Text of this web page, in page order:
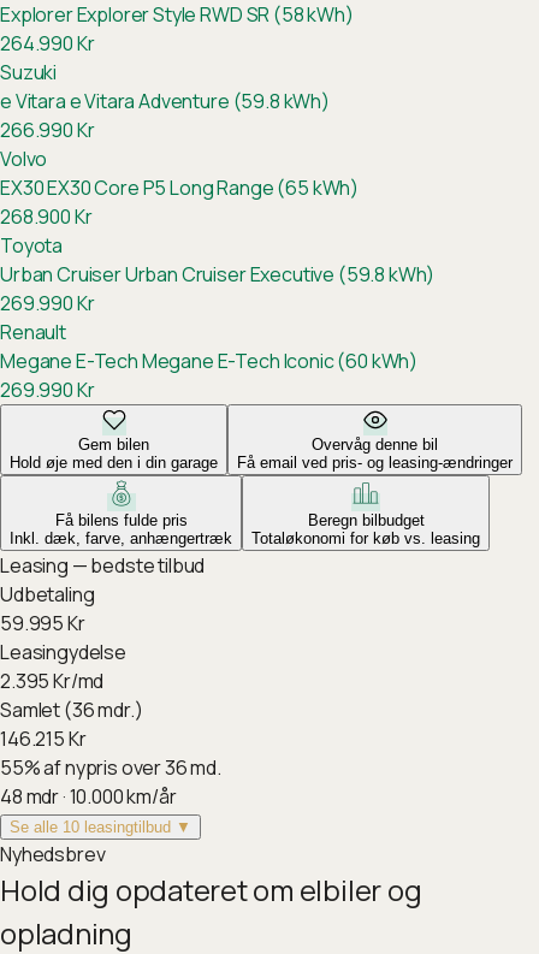
ExplorerExplorer Style RWD SR (58 kWh)
264.990Kr
Suzuki
e Vitarae Vitara Adventure (59.8 kWh)
266.990Kr
Volvo
EX30EX30 Core P5 Long Range (65 kWh)
268.900Kr
Toyota
Urban CruiserUrban Cruiser Executive (59.8 kWh)
269.990Kr
Renault
Megane E-TechMegane E-Tech Iconic (60 kWh)
269.990Kr
Gem bilen
Hold øje med den i din garage
Overvåg denne bil
Få email ved pris- og leasing-ændringer
Få bilens fulde pris
Inkl. dæk, farve, anhængertræk
Beregn bilbudget
Totaløkonomi for køb vs. leasing
Leasing — bedste tilbud
Udbetaling
59.995Kr
Leasingydelse
2.395Kr/md
Samlet (36 mdr.)
146.215Kr
55%af nypris over 36 md.
48mdr ·10.000km/år
Se alle 10 leasingtilbud ▼
Nyhedsbrev
Hold dig opdateret om elbiler og
opladning